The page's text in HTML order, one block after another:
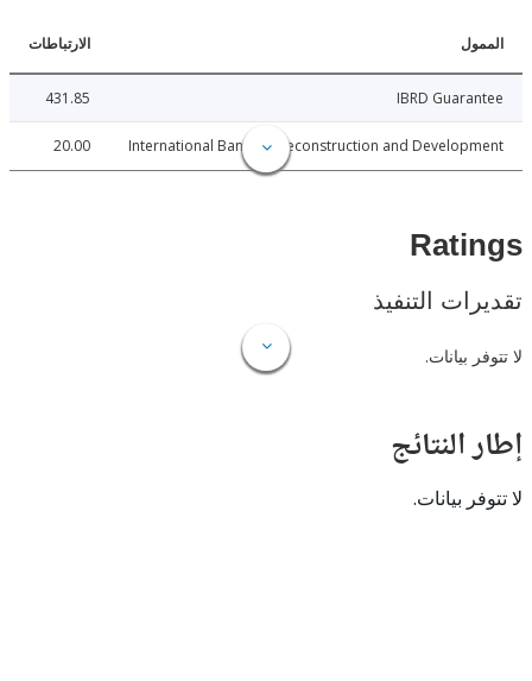
الارتباطات
IBRD
International Bank for Reconstruction and
20.00
التنفيذ
بيانات.
بيانات.